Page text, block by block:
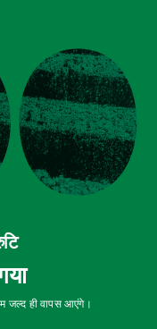
जल्द ही वापस आएंगे।